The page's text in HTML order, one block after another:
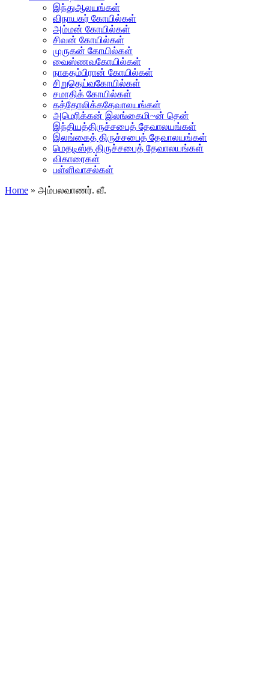
இந்துஆலயங்கள்
விநாயகர் கோயில்கள்
அம்மன் கோயில்கள்
சிவன் கோயில்கள்
முருகன் கோயில்கள்
வைஸ்ணவகோயில்கள்
நாகதம்பிரான் கோயில்கள்
சிறுதெய்வகோயில்கள்
சமாதிக் கோயில்கள்
கத்தோலிக்கதேவாலயங்கள்
அமெரிக்கன் இலங்கைமி~ன் தென்
இந்தியத்திருச்சபைத் தேவாலயங்கள்
இலங்கைத் திருச்சபைத் தேவாலயங்கள்
மெதடிஸ்த திருச்சபைத் தேவாலயங்கள்
விகாரைகள்
பள்ளிவாசல்கள்
Home » அம்பலவாணர். வீ.